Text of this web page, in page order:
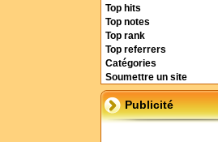
Top hits
Top notes
Top rank
Top referrers
Catégories
Soumettre un site
Publicité